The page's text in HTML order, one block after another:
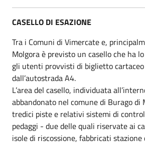
CASELLO DI ESAZIONE
Tra i Comuni di Vimercate e,
Molgora è previsto un casello che ha
gli utenti provvisti di biglietto
dall’autostrada A4.
L’area del casello, individuata
abbandonato nel comune di Burago di
tredici piste e relativi sistemi di
pedaggi - due delle quali riservate ai
isole di riscossione, fabbricati